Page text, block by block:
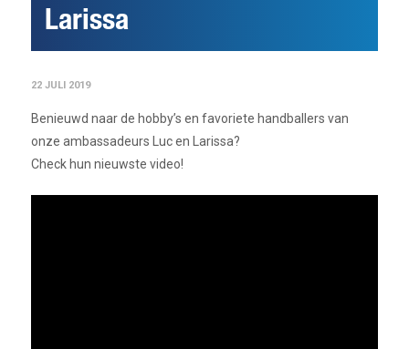
Larissa
22 JULI 2019
Benieuwd naar de hobby’s en favoriete handballers van
onze ambassadeurs Luc en Larissa?
Check hun nieuwste video!